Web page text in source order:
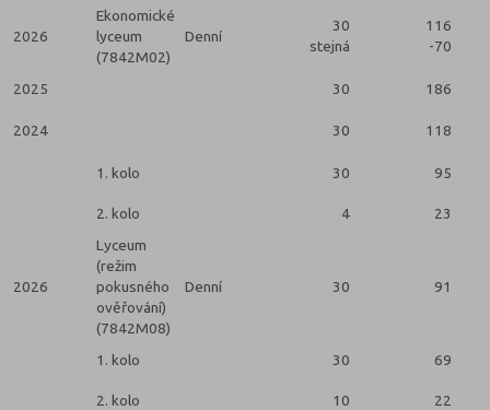
2026
Ekonomické
lyceum
(7842M02)
Denní
30
stejná
116
-70
2025 30 186
2024 30 118
1. kolo
30 95
2. kolo 4 23
2026
Lyceum
(režim
pokusného
ověřování)
(7842M08)
Denní 30 91
1. kolo 30 69
2. kolo 10 22